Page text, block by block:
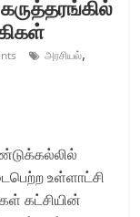
அரசியல்,
உள்ளாட்சி
கட்சியின்